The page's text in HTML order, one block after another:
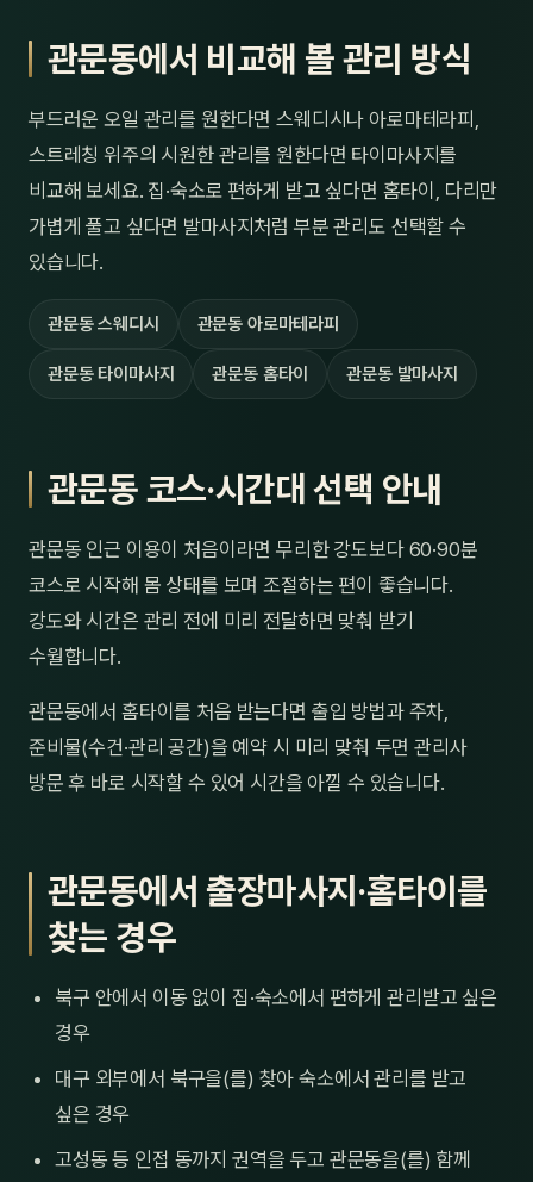
관문동에서 비교해 볼 관리 방식
부드러운 오일 관리를 원한다면 스웨디시나 아로마테라피,
스트레칭 위주의 시원한 관리를 원한다면 타이마사지를
비교해 보세요. 집·숙소로 편하게 받고 싶다면 홈타이, 다리만
가볍게 풀고 싶다면 발마사지처럼 부분 관리도 선택할 수
있습니다.
관문동 스웨디시 관문동 아로마테라피
관문동 타이마사지 관문동 홈타이 관문동 발마사지
관문동 코스·시간대 선택 안내
관문동 인근 이용이 처음이라면 무리한 강도보다 60·90분
코스로 시작해 몸 상태를 보며 조절하는 편이 좋습니다.
강도와 시간은 관리 전에 미리 전달하면 맞춰 받기
수월합니다.
관문동에서 홈타이를 처음 받는다면 출입 방법과 주차,
준비물(수건·관리 공간)을 예약 시 미리 맞춰 두면 관리사
방문 후 바로 시작할 수 있어 시간을 아낄 수 있습니다.
관문동에서 출장마사지·홈타이를
찾는 경우
북구 안에서 이동 없이 집·숙소에서 편하게 관리받고 싶은
경우
대구 외부에서 북구을(를) 찾아 숙소에서 관리를 받고
싶은 경우
고성동 등 인접 동까지 권역을 두고 관문동을(를) 함께